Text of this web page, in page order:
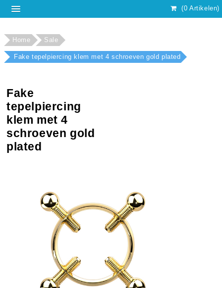
(0 Artikelen)
Home Sale
Fake tepelpiercing klem met 4 schroeven gold plated
Fake
tepelpiercing
klem met 4
schroeven gold
plated